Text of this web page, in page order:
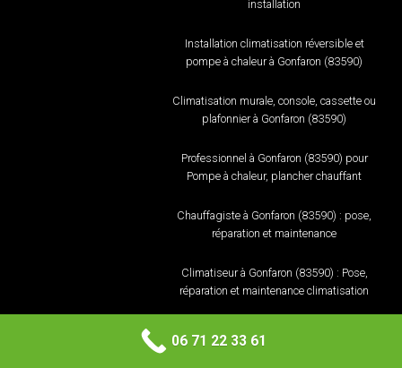
installation
Installation climatisation réversible et
pompe à chaleur à Gonfaron (83590)
Climatisation murale, console, cassette ou
plafonnier à Gonfaron (83590)
Professionnel à Gonfaron (83590) pour
Pompe à chaleur, plancher chauffant
Chauffagiste à Gonfaron (83590) : pose,
réparation et maintenance
Climatiseur à Gonfaron (83590) : Pose,
réparation et maintenance climatisation
plafonnier à Luc (83340)
06 71 22 33 61